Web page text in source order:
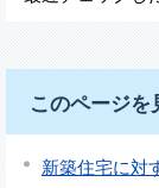
このページを
新築住宅に対